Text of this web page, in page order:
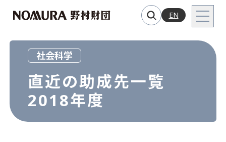
EN
社会科学
直近の助成先一覧
2018年度